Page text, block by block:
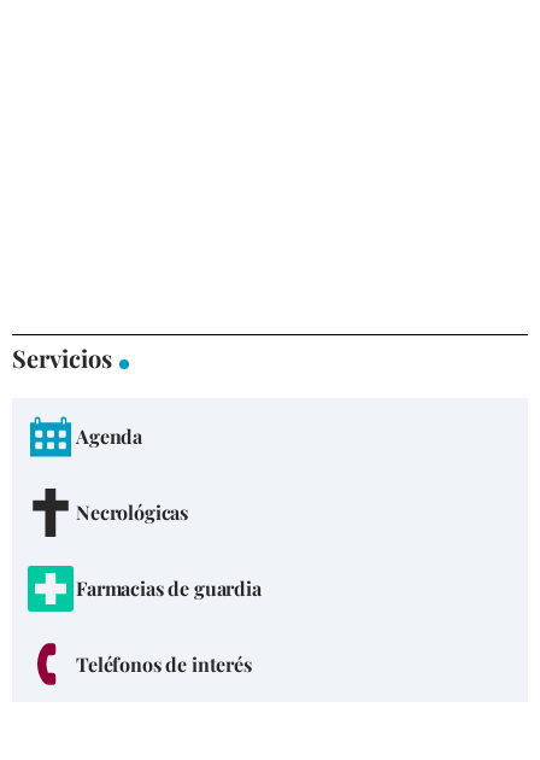
Servicios
Agenda
Necrológicas
Farmacias de guardia
Teléfonos de interés